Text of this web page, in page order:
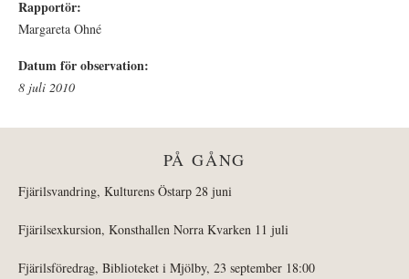
Rapportör:
Margareta Ohné
Datum för observation:
8 juli 2010
PÅ GÅNG
Fjärilsvandring, Kulturens Östarp 28 juni
Fjärilsexkursion, Konsthallen Norra Kvarken 11 juli
Fjärilsföredrag, Biblioteket i Mjölby, 23 september 18:00